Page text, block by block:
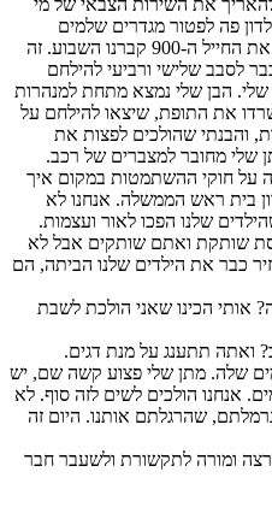
את השירות הצבאי של מי
פה לפטור מגדרים שלמים
מלהתגייס. המדינה הזו בוגדת בצבא. את החייל ה-900 קברנו השבוע. זה
לסבב שלישי ורביעי להילחם
הבן שלי נמצא מתחת למנהרות
את התופת, שיצאו להילחם על
והבנתי שהולכים לפצות את
שלי מחובר למצברים של רכב.
על חוקי ההשתמטות במקום איך
בית ראש הממשלה. אנחנו לא
שלנו הפכו לאור ועצמות.
שותקת ואתם שותקים אבל לא
כבר את הילדים שלנו הביתה, הם
אותי הכינו שאני הולכת לשבת
ואתה תתענג על מנת דגים.
שלה. מתן שלי פצוע קשה שם, יש
אנחנו הולכים לשים לזה סוף. לא
שהרגלתם אותנו. היום זה
ומורה לתקשורת ולשעבר חבר